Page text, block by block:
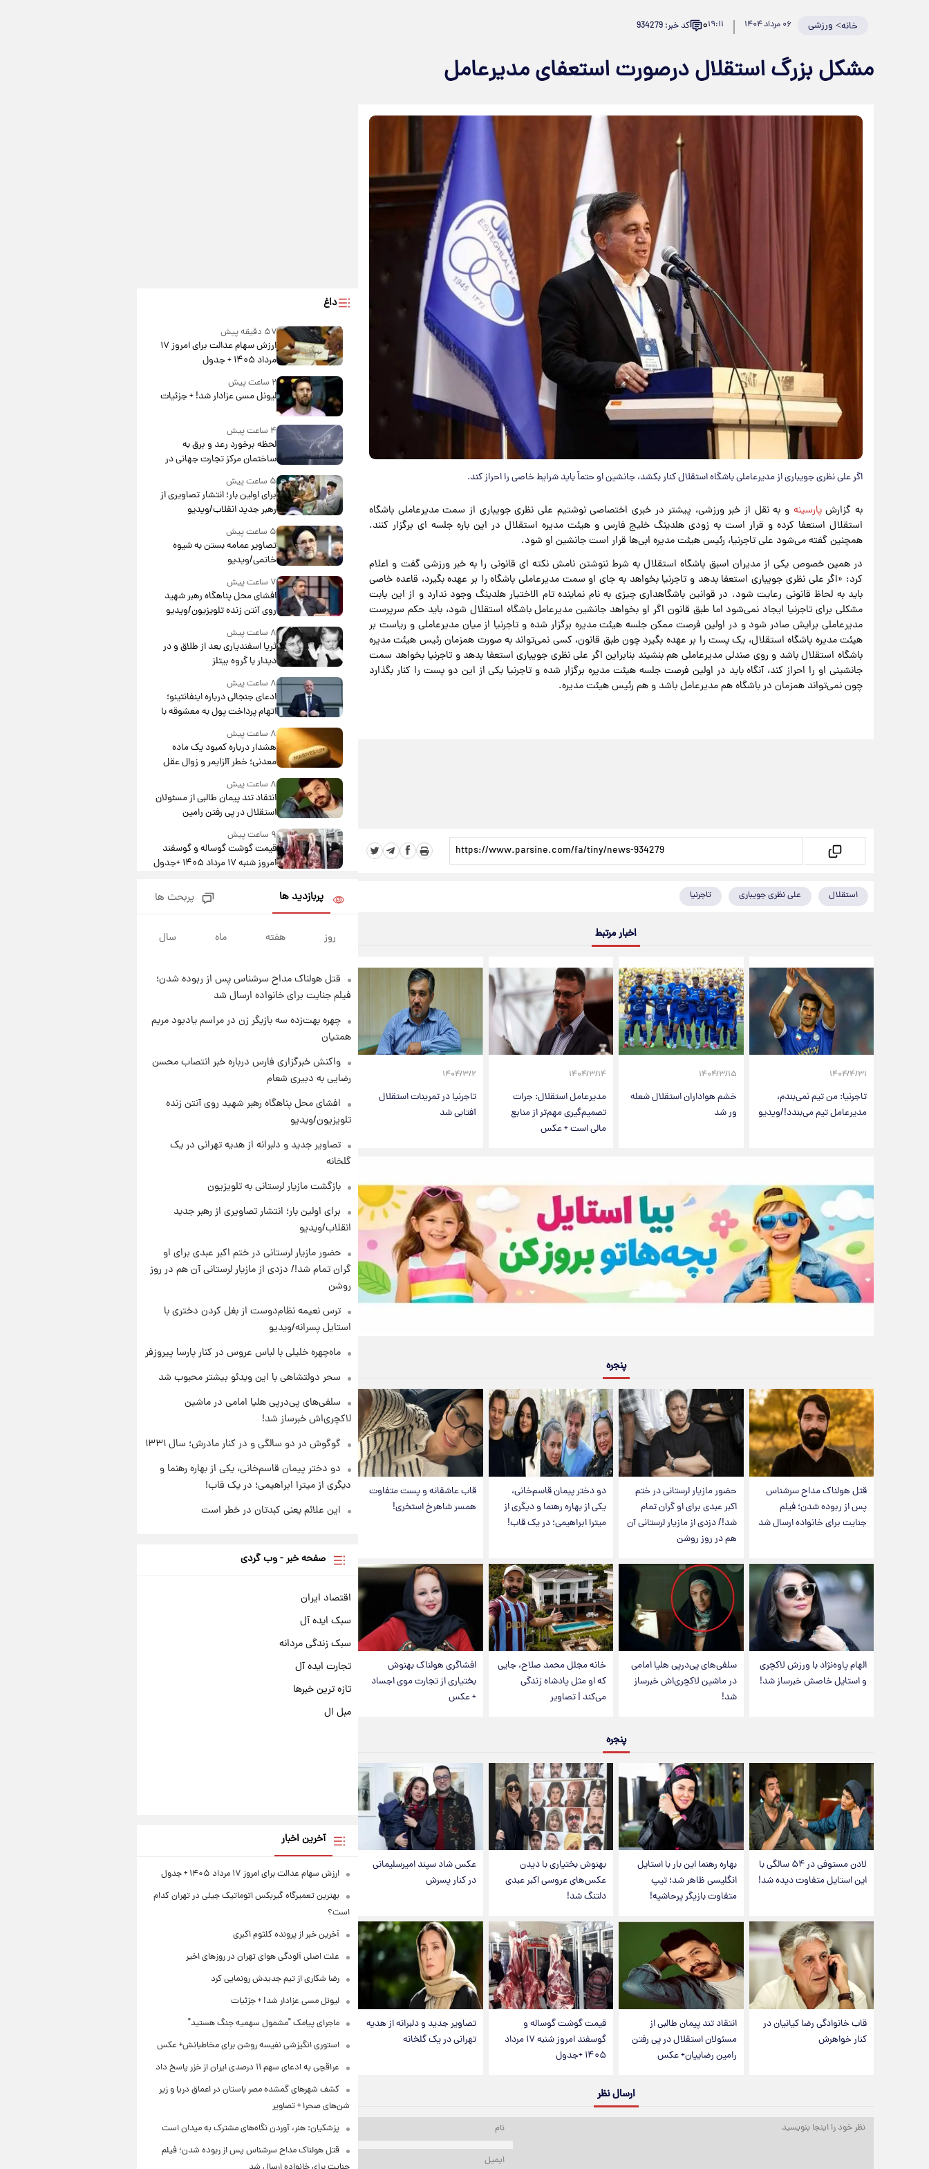
خانه> ورزشی ۰۶ مرداد ۱۴۰۴ ۱۹:۱۱۰ کد خبر: 934279
مشکل بزرگ استقلال درصورت استعفای مدیرعامل
اگر علی نظری جویباری از مدیرعاملی باشگاه استقلال کنار بکشد، جانشین او حتماً باید شرایط خاصی را احراز کند.
به گزارشپارسینه و به نقل از خبر ورزشی، پیشتر در خبری اختصاصی نوشتیم علی نظری جویباری از سمت مدیرعاملی باشگاه
استقلال استعفا کرده و قرار است به زودی هلدینگ خلیج فارس و هیئت مدیره استقلال در این باره جلسه ای برگزار کنند.
همچنین گفته می‌شود علی تاجرنیا، رئیس هیئت مدیره ابی‌ها قرار است جانشین او شود.
در همین خصوص یکی از مدیران اسبق باشگاه استقلال به شرط ننوشتن نامش نکته ای قانونی را به خبر ورزشی گفت و اعلام
کرد: «اگر علی نظری جویباری استعفا بدهد و تاجرنیا بخواهد به جای او سمت مدیرعاملی باشگاه را بر عهده بگیرد، قاعده خاصی
باید به لحاظ قانونی رعایت شود. در قوانین باشگاهداری چیزی به نام نماینده تام الاختیار هلدینگ وجود ندارد و از این بابت
مشکلی برای تاجرنیا ایجاد نمی‌شود اما طبق قانون اگر او بخواهد جانشین مدیرعامل باشگاه استقلال شود، باید حکم سرپرست
مدیرعاملی برایش صادر شود و در اولین فرصت ممکن جلسه هیئت مدیره برگزار شده و تاجرنیا از میان مدیرعاملی و ریاست بر
هیئت مدیره باشگاه استقلال، یک پست را بر عهده بگیرد چون طبق قانون، کسی نمی‌تواند به صورت همزمان رئیس هیئت مدیره
باشگاه استقلال باشد و روی صندلی مدیرعاملی هم بنشیند بنابراین اگر علی نظری جویباری استعفا بدهد و تاجرنیا بخواهد سمت
جانشینی او را احراز کند، آنگاه باید در اولین فرصت جلسه هیئت مدیره برگزار شده و تاجرنیا یکی از این دو پست را کنار بگذارد
چون نمی‌تواند همزمان در باشگاه هم مدیرعامل باشد و هم رئیس هیئت مدیره.
استقلال علی نظری جویباری تاجرنیا
اخبار مرتبط
۱۴۰۴/۴/۳۱
تاجرنیا: من تیم نمی‌بندم،
مدیرعامل تیم می‌بندد!/ویدیو
۱۴۰۴/۳/۱۵
خشم هواداران استقلال شعله
ور شد
۱۴۰۴/۳/۱۴
مدیرعامل استقلال: جرات
تصمیم‌گیری مهم‌تر از منابع
مالی است + عکس
۱۴۰۴/۳/۲
تاجرنیا در تمرینات استقلال
آفتابی شد
پنجره
قتل هولناک مداح سرشناس
پس از ربوده شدن؛ فیلم
جنایت برای خانواده ارسال شد
حضور مازیار لرستانی در ختم
اکبر عبدی برای او گران تمام
شد!/ دزدی از مازیار لرستانی آن
هم در روز روشن
دو دختر پیمان قاسم‌خانی،
یکی از بهاره رهنما و دیگری از
میترا ابراهیمی؛ در یک قاب!
قاب عاشقانه و پست متفاوت
همسر شاهرخ استخری!
الهام پاوه‌نژاد با ورزش لاکچری
و استایل خاصش خبرساز شد!
سلفی‌های پی‌درپی هلیا امامی
در ماشین لاکچری‌اش خبرساز
شد!
خانه مجلل محمد صلاح، جایی
که او مثل پادشاه زندگی
می‌کند | تصاویر
افشاگری هولناک بهنوش
بختیاری از تجارت موی اجساد
+ عکس
پنجره
لادن مستوفی در ۵۴ سالگی با
این استایل متفاوت دیده شد!
بهاره رهنما این بار با استایل
انگلیسی ظاهر شد؛ تیپ
متفاوت بازیگر پرحاشیه!
بهنوش بختیاری با دیدن
عکس‌های عروسی اکبر عبدی
دلتنگ شد!
عکس شاد سپند امیرسلیمانی
در کنار پسرش
قاب خانوادگی رضا کیانیان در
کنار خواهرش
انتقاد تند پیمان طالبی از
مسئولان استقلال در پی رفتن
رامین رضاییان+ عکس
قیمت گوشت گوساله و
گوسفند امروز شنبه ۱۷ مرداد
۱۴۰۵ +جدول
تصاویر جدید و دلبرانه از هدیه
تهرانی در یک گلخانه
ارسال نظر
داغ
۵۷ دقیقه پیش
ارزش سهام عدالت برای امروز ۱۷
مرداد ۱۴۰۵ + جدول
۲ ساعت پیش
لیونل مسی عزادار شد! + جزئیات
۴ ساعت پیش
لحظه برخورد رعد و برق به
ساختمان مرکز تجارت جهانی در
آمریکا + فیلم
۵ ساعت پیش
برای اولین بار؛ انتشار تصاویری از
رهبر جدید انقلاب/ویدیو
۵ ساعت پیش
تصاویر عمامه بستن به شیوه
خاتمی/ویدیو
۷ ساعت پیش
افشای محل پناهگاه‌ رهبر شهید
روی آنتن زنده تلویزیون/ویدیو
۸ ساعت پیش
ثریا اسفندیاری بعد از طلاق و در
دیدار با گروه بیتلز
۸ ساعت پیش
ادعای جنجالی درباره اینفانتینو؛
اتهام پرداخت پول به معشوقه با
درآمد یوفا
۸ ساعت پیش
هشدار درباره کمبود یک ماده
معدنی؛ خطر آلزایمر و زوال عقل
افزایش می‌یابد؟
۸ ساعت پیش
انتقاد تند پیمان طالبی از مسئولان
استقلال در پی رفتن رامین
رضاییان+ عکس
۹ ساعت پیش
قیمت گوشت گوساله و گوسفند
امروز شنبه ۱۷ مرداد ۱۴۰۵ +جدول
با قدرتمندترین و بادوام ترین
تانک جهان آشنا شوید+ فیلم
۱۰ ساعت پیش
۱۰ ساعت پیش
قیمت محصولات ایران‌خودرو و
سایپا امروز شنبه ۱۷ مرداد ۱۴۰۵
دلار، طلا و سکه شنبه ۱۷ مرداد
۱۴۰۵
پربازدید ها پربحث ها
روز هفته ماه سال
قتل هولناک مداح سرشناس پس از ربوده شدن؛
فیلم جنایت برای خانواده ارسال شد
چهره بهت‌زده سه بازیگر زن در مراسم یادبود مریم
همتیان
واکنش خبرگزاری فارس درباره خبر انتصاب محسن
رضایی به دبیری شعام
افشای محل پناهگاه‌ رهبر شهید روی آنتن زنده
تلویزیون/ویدیو
تصاویر جدید و دلبرانه از هدیه تهرانی در یک
گلخانه
بازگشت مازیار لرستانی به تلویزیون
برای اولین بار؛ انتشار تصاویری از رهبر جدید
انقلاب/ویدیو
حضور مازیار لرستانی در ختم اکبر عبدی برای او
گران تمام شد!/ دزدی از مازیار لرستانی آن هم در روز
روشن
ترس نعیمه نظام‌دوست از بغل کردن دختری با
استایل پسرانه/ویدیو
ماه‌چهره خلیلی با لباس عروس در کنار پارسا پیروزفر
سحر دولتشاهی با این ویدئو بیشتر محبوب شد
سلفی‌های پی‌درپی هلیا امامی در ماشین
لاکچری‌اش خبرساز شد!
گوگوش در دو سالگی و در کنار مادرش؛ سال ۱۳۳۱
دو دختر پیمان قاسم‌خانی، یکی از بهاره رهنما و
دیگری از میترا ابراهیمی؛ در یک قاب!
این علائم یعنی کبدتان در خطر است
صفحه خبر - وب گردی
اقتصاد ایران
سبک ایده آل
سبک زندگی مردانه
تجارت ایده آل
تازه ترین خبرها
مبل ال
آخرین اخبار
ارزش سهام عدالت برای امروز ۱۷ مرداد ۱۴۰۵ + جدول
بهترین تعمیرگاه گیربکس اتوماتیک جیلی در تهران کدام
است؟
آخرین خبر از پرونده کلثوم اکبری
علت اصلی آلودگی هوای تهران در روزهای اخیر
رضا شکاری از تیم جدیدش رونمایی کرد
لیونل مسی عزادار شد! + جزئیات
ماجرای پیامک "مشمول سهمیه جنگ هستید"
استوری انگیزشی نفیسه روشن برای مخاطبانش+ عکس
عراقچی به ادعای سهم ۱۱ درصدی ایران از خزر پاسخ داد
کشف شهرهای گمشده مصر باستان در اعماق دریا و زیر
شن‌های صحرا + تصاویر
پزشکیان: هنر، آوردن نگاه‌های مشترک به میدان است
قتل هولناک مداح سرشناس پس از ربوده شدن؛ فیلم